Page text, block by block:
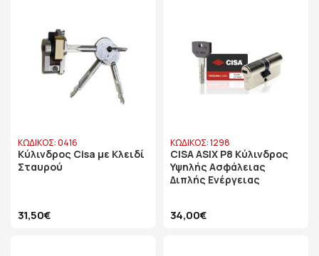
ΚΩΔΙΚΟΣ: 0416
Κύλινδρος Cisa με Κλειδί
Σταυρού
31,50€
ΚΩΔΙΚΟΣ: 1298
CISA ASIX P8 Κύλινδρος
Υψηλής Ασφάλειας
Διπλής Ενέργειας
34,00€